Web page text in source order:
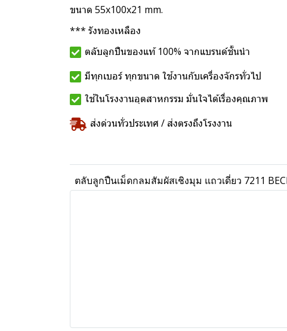
ขนาด 55x100x21 mm.
*** รังทองเหลือง
ตลับลูกปืนของแท้ 100% จากแบรนด์ชั้นนำ
มีทุกเบอร์ ทุกขนาด ใช้งานกับเครื่องจักรทั่วไป
ใช้ในโรงงานอุตสาหกรรม มั่นใจได้เรื่องคุณภาพ
ส่งด่วนทั่วประเทศ / ส่งตรงถึงโรงงาน
ตลับลูกปืนเม็ดกลมสัมผัสเชิงมุม แถวเดี่ยว 7211